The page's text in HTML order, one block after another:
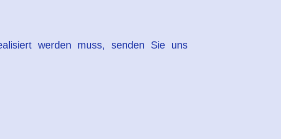
werden muss, senden Sie uns